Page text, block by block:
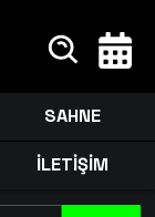
SAHNE
İLETİŞİM